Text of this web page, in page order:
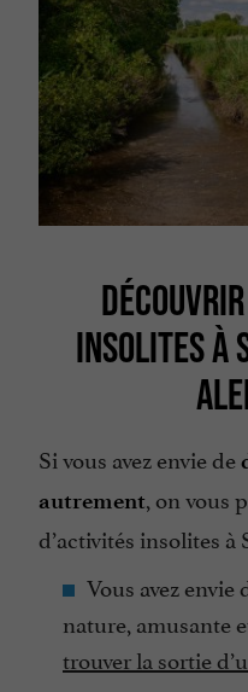
INSOLITES À
Si vous avez envie de
autrement, on vous
d’activités insolites
Vous avez envie
nature, amusante
trouver la sortie